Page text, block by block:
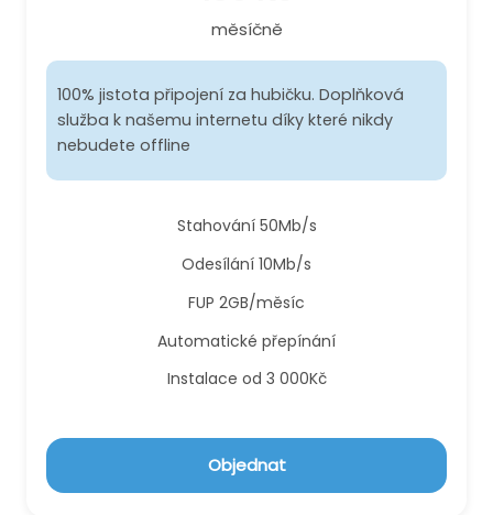
měsíčně
100% jistota připojení za hubičku. Doplňková
služba k našemu internetu díky které nikdy
nebudete offline
Stahování 50Mb/s
Odesílání 10Mb/s
FUP 2GB/měsíc
Automatické přepínání
Instalace od 3 000Kč
Objednat